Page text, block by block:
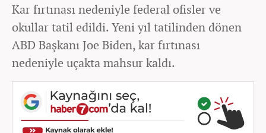
Kar fırtınası nedeniyle federal ofisler ve
okullar tatil edildi. Yeni yıl tatilinden dönen
ABD Başkanı Joe Biden, kar fırtınası
nedeniyle uçakta mahsur kaldı.